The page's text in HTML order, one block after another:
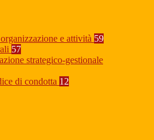
e attività 59
57
strategico-gestionale
di condotta 12